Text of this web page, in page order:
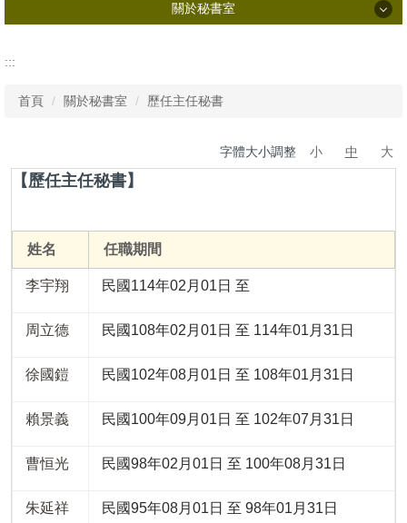
關於秘書室
:::
首頁 關於秘書室 歷任主任秘書
字體大小調整 小 中 大
【歷任主任秘書】
姓名 任職期間
李宇翔 民國114年02月01日 至
周立德 民國108年02月01日 至 114年01月31日
徐國鎧 民國102年08月01日 至 108年01月31日
賴景義 民國100年09月01日 至 102年07月31日
曹恒光 民國98年02月01日 至 100年08月31日
朱延祥 民國95年08月01日 至 98年01月31日